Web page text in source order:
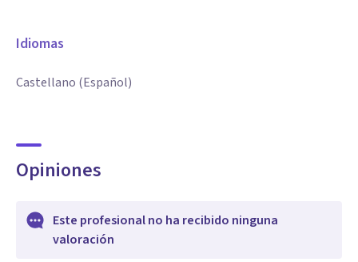
Idiomas
Castellano (Español)
Opiniones
Este profesional no ha recibido ninguna
valoración